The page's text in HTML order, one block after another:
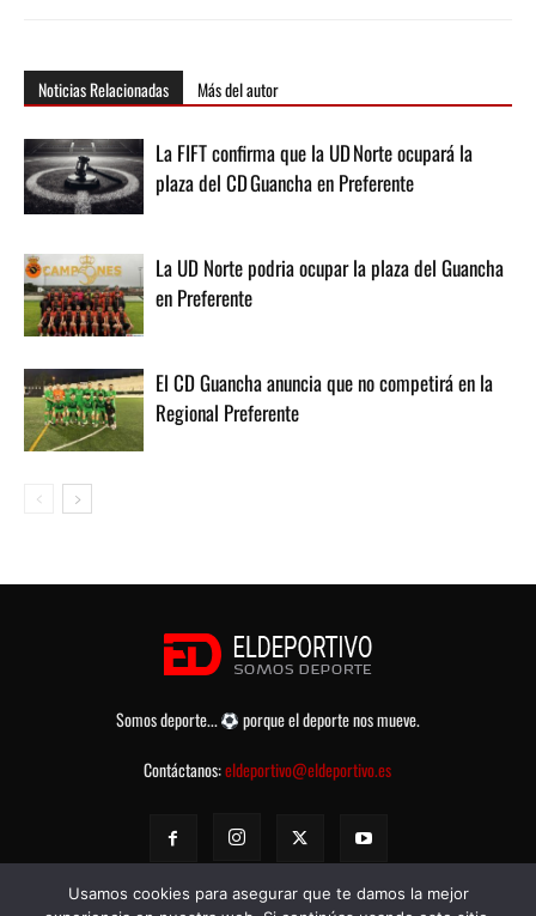
Noticias Relacionadas Más del autor
La FIFT confirma que la UD Norte ocupará la
plaza del CD Guancha en Preferente
La UD Norte podria ocupar la plaza del Guancha
en Preferente
El CD Guancha anuncia que no competirá en la
Regional Preferente
Somos deporte...
porque el deporte nos mueve.
Contáctanos:eldeportivo@eldeportivo.es
Usamos cookies para asegurar que te damos la mejor